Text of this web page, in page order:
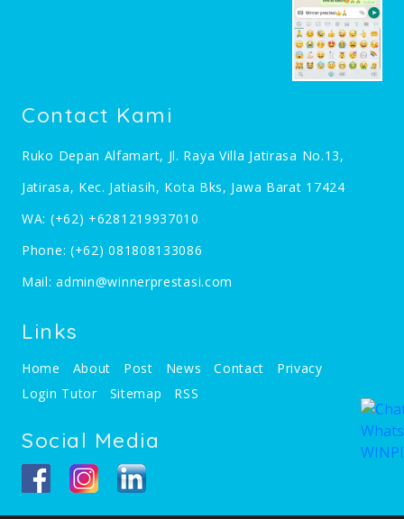
Contact Kami
Ruko Depan Alfamart, Jl. Raya Villa Jatirasa No.13,
Jatirasa, Kec. Jatiasih, Kota Bks, Jawa Barat 17424
WA: (+62) +6281219937010
Phone: (+62) 081808133086
Mail:admin@winnerprestasi.com
Links
Home About Post News Contact
Privacy
Login Tutor
Sitemap RSS
Social Media